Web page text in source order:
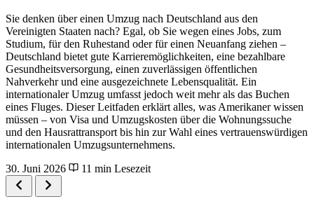
Sie denken über einen Umzug nach Deutschland aus den
Vereinigten Staaten nach? Egal, ob Sie wegen eines Jobs, zum
Studium, für den Ruhestand oder für einen Neuanfang ziehen –
Deutschland bietet gute Karrieremöglichkeiten, eine bezahlbare
Gesundheitsversorgung, einen zuverlässigen öffentlichen
Nahverkehr und eine ausgezeichnete Lebensqualität. Ein
internationaler Umzug umfasst jedoch weit mehr als das Buchen
eines Fluges. Dieser Leitfaden erklärt alles, was Amerikaner wissen
müssen – von Visa und Umzugskosten über die Wohnungssuche
und den Hausrattransport bis hin zur Wahl eines vertrauenswürdigen
internationalen Umzugsunternehmens.
30. Juni 2026
11 min Lesezeit